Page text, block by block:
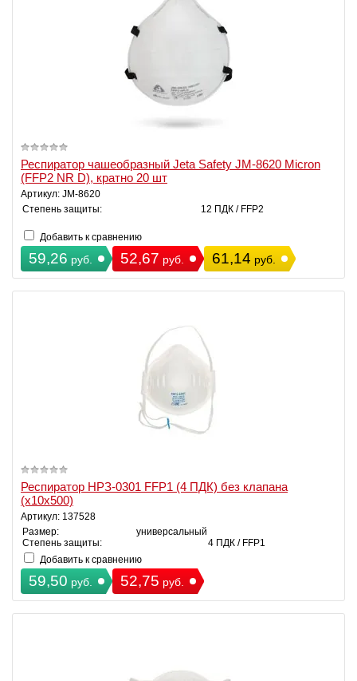
Респиратор чашеобразный Jeta Safety JM-8620 Micron
(FFP2 NR D), кратно 20 шт
Артикул: JM-8620
Степень защиты:
12 ПДК / FFP2
Добавить к сравнению
59,26 руб. 52,67 руб. 61,14 руб.
Респиратор НРЗ-0301 FFP1 (4 ПДК) без клапана
(х10х500)
Артикул: 137528
Размер:
универсальный
Степень защиты:
4 ПДК / FFP1
Добавить к сравнению
59,50 руб. 52,75 руб.